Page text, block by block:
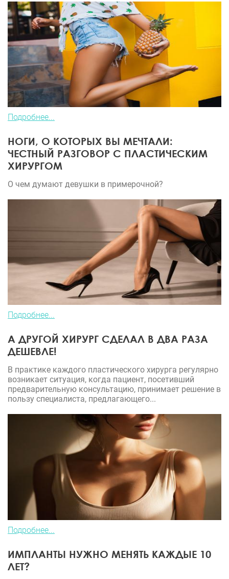
Подробнее...
НОГИ, О КОТОРЫХ ВЫ МЕЧТАЛИ:
ЧЕСТНЫЙ РАЗГОВОР С ПЛАСТИЧЕСКИМ
ХИРУРГОМ
О чем думают девушки в примерочной?
Подробнее...
А ДРУГОЙ ХИРУРГ СДЕЛАЛ В ДВА РАЗА
ДЕШЕВЛЕ!
В практике каждого пластического хирурга регулярно
возникает ситуация, когда пациент, посетивший
предварительную консультацию, принимает решение в
пользу специалиста, предлагающего...
Подробнее...
ИМПЛАНТЫ НУЖНО МЕНЯТЬ КАЖДЫЕ 10
ЛЕТ?